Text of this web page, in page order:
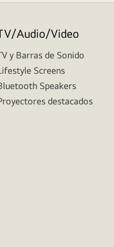
Audio/Video
y Barras de Sonido
Screens
Speakers
destacados